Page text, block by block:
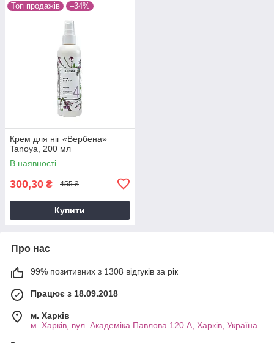
Топ продажів –34%
Крем для ніг «Вербена»
Tanoya, 200 мл
В наявності
300,30 ₴ 455 ₴
Купити
Про нас
99% позитивних з 1308 відгуків за рік
Працює з 18.09.2018
м. Харків
м. Харків, вул. Академіка Павлова 120 А, Харків, Україна